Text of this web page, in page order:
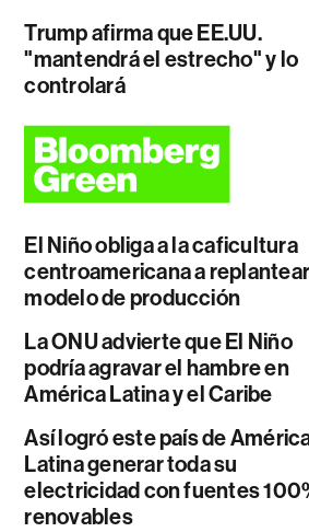
Trump afirma que EE.UU.
"mantendrá el estrecho" y lo
controlará
El Niño obliga a la caficultura
centroamericana a
modelo de producción
La ONU advierte que El Niño
podría agravar el hambre en
América Latina y el Caribe
Así logró este país de
Latina generar toda su
electricidad con fuentes
renovables